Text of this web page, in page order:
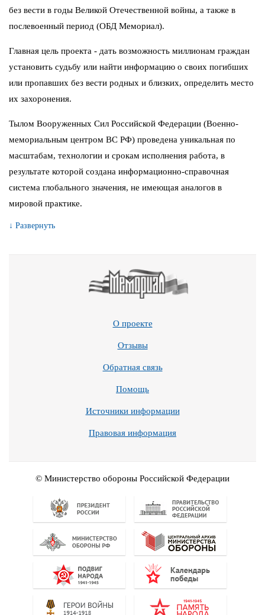
без вести в годы Великой Отечественной войны, а также в
послевоенный период (ОБД Мемориал).
Главная цель проекта - дать возможность миллионам граждан
установить судьбу или найти информацию о своих погибших
или пропавших без вести родных и близких, определить место
их захоронения.
Тылом Вооруженных Сил Российской Федерации (Военно-
мемориальным центром ВС РФ) проведена уникальная по
масштабам, технологии и срокам исполнения работа, в
результате которой создана информационно-справочная
система глобального значения, не имеющая аналогов в
мировой практике.
↓ Развернуть
О проекте
Отзывы
Обратная связь
Помощь
Источники информации
Правовая информация
© Министерство обороны Российской Федерации